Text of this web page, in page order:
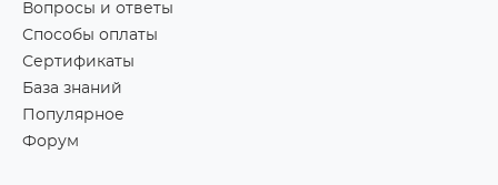
Вопросы и ответы
Способы оплаты
Сертификаты
База знаний
Популярное
Форум